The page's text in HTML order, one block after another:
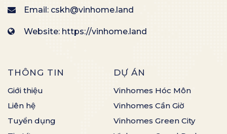
Email: cskh@vinhome.land
Website: https://vinhome.land
THÔNG TIN
Giới thiệu
Liên hệ
Tuyển dụng
DỰ ÁN
Vinhomes Hóc Môn
Vinhomes Cần Giờ
Vinhomes Green City